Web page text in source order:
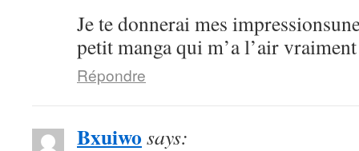
Je te donnerai mes
petit manga qui m’a l’air
Répondre
Bxuiwo says: